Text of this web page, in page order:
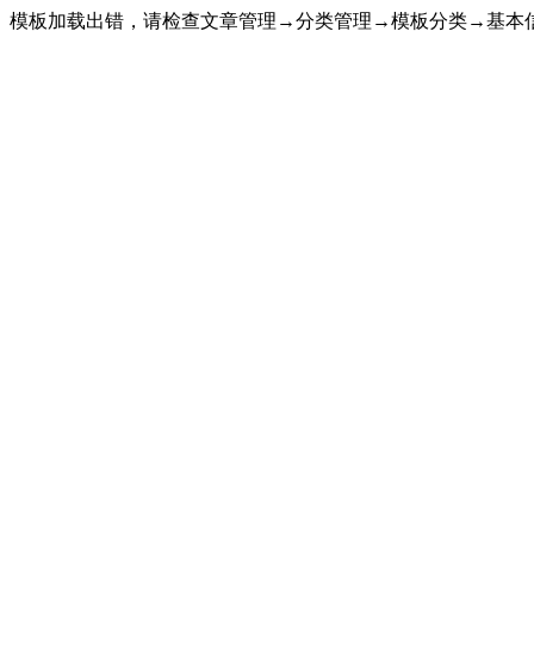
模板加载出错，请检查文章管理→分类管理→模板分类→基本